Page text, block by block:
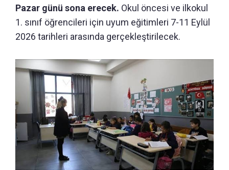
Pazar günü sona erecek. Okul öncesi ve ilkokul
1. sınıf öğrencileri için uyum eğitimleri 7-11 Eylül
2026 tarihleri arasında gerçekleştirilecek.